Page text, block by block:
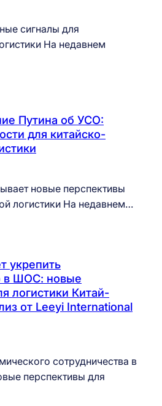
сигналы для
На недавнем
Путина об УСО:
для китайско-
новые перспективы
логистики На недавнем…
укрепить
в ШОС: новые
логистики Китай-
от Leeyi International
сотрудничества в
перспективы для